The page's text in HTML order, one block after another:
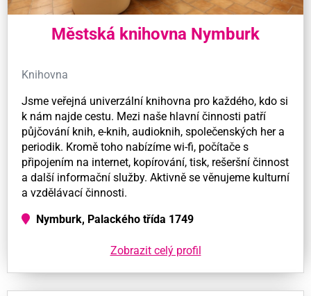
Městská knihovna Nymburk
Knihovna
Jsme veřejná univerzální knihovna pro každého, kdo si
k nám najde cestu. Mezi naše hlavní činnosti patří
půjčování knih, e-knih, audioknih, společenských her a
periodik. Kromě toho nabízíme wi-fi, počítače s
připojením na internet, kopírování, tisk, rešeršní činnost
a další informační služby. Aktivně se věnujeme kulturní
a vzdělávací činnosti.
Nymburk, Palackého třída 1749
Zobrazit celý profil